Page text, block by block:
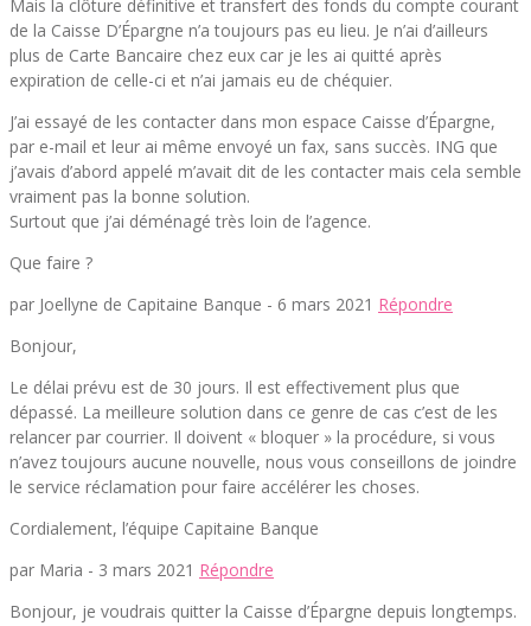
Mais la clôture définitive et transfert des fonds du compte courant
de la Caisse D’Épargne n’a toujours pas eu lieu. Je n’ai d’ailleurs
plus de Carte Bancaire chez eux car je les ai quitté après
expiration de celle-ci et n’ai jamais eu de chéquier.
J’ai essayé de les contacter dans mon espace Caisse d’Épargne,
par e-mail et leur ai même envoyé un fax, sans succès. ING que
j’avais d’abord appelé m’avait dit de les contacter mais cela semble
vraiment pas la bonne solution.
Surtout que j’ai déménagé très loin de l’agence.
Que faire ?
par Joellyne de Capitaine Banque - 6 mars 2021 Répondre
Bonjour,
Le délai prévu est de 30 jours. Il est effectivement plus que
dépassé. La meilleure solution dans ce genre de cas c’est de les
relancer par courrier. Il doivent « bloquer » la procédure, si vous
n’avez toujours aucune nouvelle, nous vous conseillons de joindre
le service réclamation pour faire accélérer les choses.
Cordialement, l’équipe Capitaine Banque
par Maria - 3 mars 2021 Répondre
Bonjour, je voudrais quitter la Caisse d’Épargne depuis longtemps.